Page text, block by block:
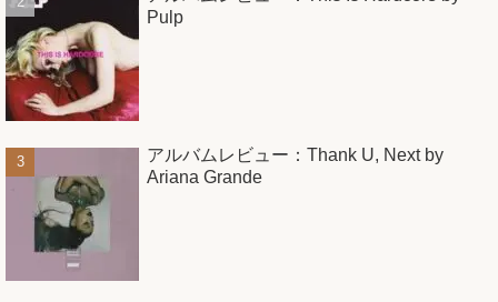
Pulp
アルバムレビュー：Thank U, Next by
Ariana Grande